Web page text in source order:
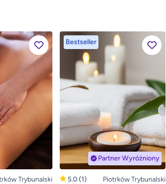
Trybunalski
Bestseller
Partner Wyróżniony
5.0(1) Piotrków Trybunalski